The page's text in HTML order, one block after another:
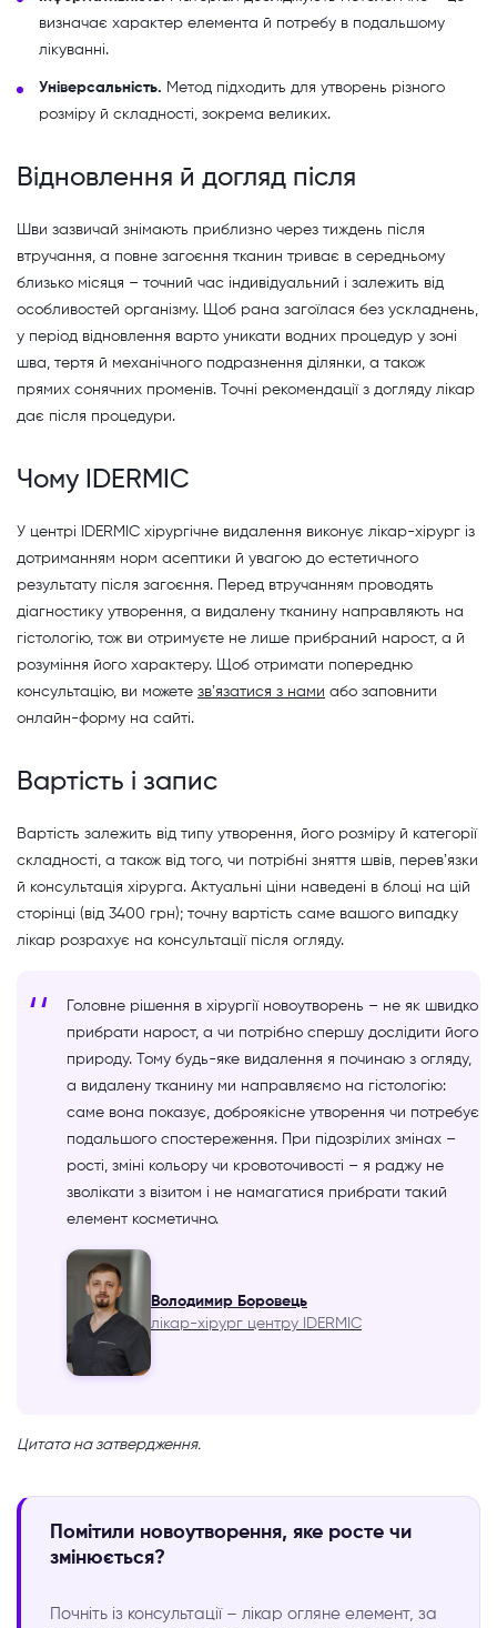
визначає характер елемента й потребу в подальшому
лікуванні.
Універсальність. Метод підходить для утворень різного
розміру й складності, зокрема великих.
Відновлення й догляд після
Шви зазвичай знімають приблизно через тиждень після
втручання, а повне загоєння тканин триває в середньому
близько місяця – точний час індивідуальний і залежить від
особливостей організму. Щоб рана загоїлася без ускладнень,
у період відновлення варто уникати водних процедур у зоні
шва, тертя й механічного подразнення ділянки, а також
прямих сонячних променів. Точні рекомендації з догляду лікар
дає після процедури.
Чому IDERMIC
У центрі IDERMIC хірургічне видалення виконує лікар-хірург із
дотриманням норм асептики й увагою до естетичного
результату після загоєння. Перед втручанням проводять
діагностику утворення, а видалену тканину направляють на
гістологію, тож ви отримуєте не лише прибраний нарост, а й
розуміння його характеру. Щоб отримати попередню
консультацію, ви можете звʼязатися з нами або заповнити
онлайн-форму на сайті.
Вартість і запис
Вартість залежить від типу утворення, його розміру й категорії
складності, а також від того, чи потрібні зняття швів, перевʼязки
й консультація хірурга. Актуальні ціни наведені в блоці на цій
сторінці (від 3400 грн); точну вартість саме вашого випадку
лікар розрахує на консультації після огляду.
Головне рішення в хірургії новоутворень – не як швидко
прибрати нарост, а чи потрібно спершу дослідити його
природу. Тому будь-яке видалення я починаю з огляду,
а видалену тканину ми направляємо на гістологію:
саме вона показує, доброякісне утворення чи потребує
подальшого спостереження. При підозрілих змінах –
рості, зміні кольору чи кровоточивості – я раджу не
зволікати з візитом і не намагатися прибрати такий
елемент косметично.
Володимир Боровець
лікар-хірург центру IDERMIC
Цитата на затвердження.
Помітили новоутворення, яке росте чи
змінюється?
Почніть із консультації – лікар огляне елемент, за